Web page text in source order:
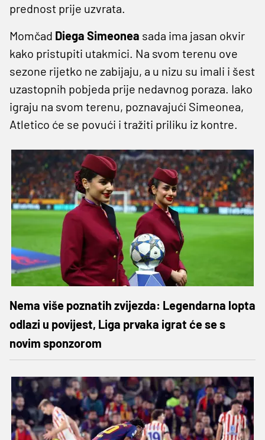
prednost prije uzvrata.
Momčad Diega Simeonea sada ima jasan okvir
kako pristupiti utakmici. Na svom terenu ove
sezone rijetko ne zabijaju, a u nizu su imali i šest
uzastopnih pobjeda prije nedavnog poraza. Iako
igraju na svom terenu, poznavajući Simeonea,
Atletico će se povući i tražiti priliku iz kontre.
Nema više poznatih zvijezda: Legendarna lopta
odlazi u povijest, Liga prvaka igrat će se s
novim sponzorom